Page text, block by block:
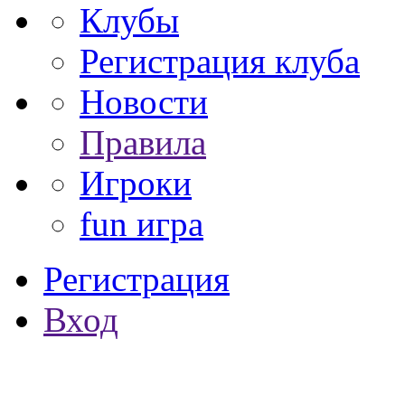
Клубы
Регистрация клуба
Новости
Правила
Игроки
fun игра
Регистрация
Вход